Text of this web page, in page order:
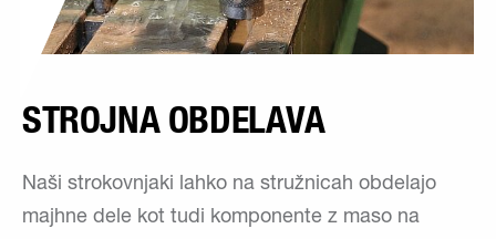
STROJNA OBDELAVA
Naši strokovnjaki lahko na stružnicah obdelajo
majhne dele kot tudi komponente z maso na